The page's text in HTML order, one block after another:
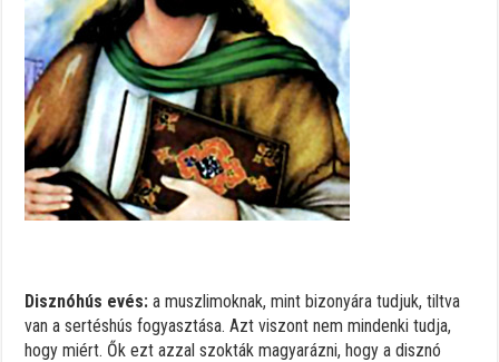
Disznóhús evés: a muszlimoknak, mint bizonyára tudjuk, tiltva
van a sertéshús fogyasztása. Azt viszont nem mindenki tudja,
hogy miért. Ők ezt azzal szokták magyarázni, hogy a disznó